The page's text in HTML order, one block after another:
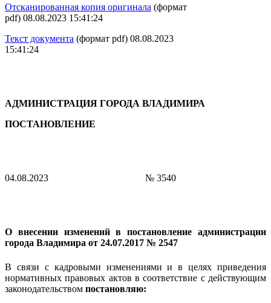
Отсканированная копия оригинала (формат
pdf) 08.08.2023 15:41:24
Текст документа (формат pdf) 08.08.2023
15:41:24
АДМИНИСТРАЦИЯ ГОРОДА ВЛАДИМИРА
ПОСТАНОВЛЕНИЕ
04.08.2023 № 3540
О внесении изменений в постановление администрации
города Владимира от 24.07.2017 № 2547
В связи с кадровыми изменениями и в целях приведения
нормативных правовых актов в соответствие с действующим
законодательством постановляю: